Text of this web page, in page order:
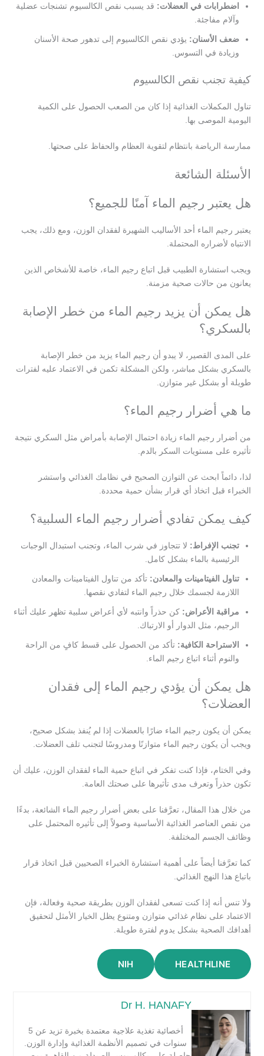
اضطرابات في العضلات: قد يسبب نقص الكالسيوم تشنجات عضلية
وآلام مفاجئة.
ضعف الأسنان: يؤدي نقص الكالسيوم إلى تدهور صحة الأسنان
وزيادة في التسوس.
كيفية تجنب نقص الكالسيوم
تناول المكملات الغذائية إذا كان من الصعب الحصول على الكمية
اليومية الموصى بها.
ممارسة الرياضة بانتظام لتقوية العظام والحفاظ على صحتها.
الأسئلة الشائعة
هل يعتبر رجيم الماء آمنًا للجميع؟
يعتبر رجيم الماء أحد الأساليب الشهيرة لفقدان الوزن، ومع ذلك، يجب
الانتباه لأضراره المحتملة.
ويجب استشارة الطبيب قبل اتباع رجيم الماء، خاصة للأشخاص الذين
يعانون من حالات صحية مزمنة.
هل يمكن أن يزيد رجيم الماء من خطر الإصابة
بالسكري؟
على المدى القصير، لا يبدو أن رجيم الماء يزيد من خطر الإصابة
بالسكري بشكل مباشر، ولكن المشكلة تكمن في الاعتماد عليه لفترات
طويلة أو بشكل غير متوازن.
ما هي أضرار رجيم الماء؟
من أضرار رجيم الماء زيادة احتمال الإصابة بأمراض مثل السكري نتيجة
تأثيره على مستويات السكر بالدم.
لذا، دائماً ابحث عن التوازن الصحيح في نظامك الغذائي واستشر
الخبراء قبل اتخاذ أي قرار بشأن حمية محددة.
كيف يمكن تفادي أضرار رجيم الماء السلبية؟
تجنب الإفراط: لا تتجاوز في شرب الماء، وتجنب استبدال الوجبات
الرئيسية بالماء بشكل كامل.
تناول الفيتامينات والمعادن: تأكد من تناول الفيتامينات والمعادن
اللازمة لجسمك خلال رجيم الماء لتفادي نقصها.
مراقبة الأعراض: كن حذراً وانتبه لأي أعراض سلبية تظهر عليك أثناء
الرجيم، مثل الدوار أو الارتباك.
الاستراحة الكافية: تأكد من الحصول على قسط كافٍ من الراحة
والنوم أثناء اتباع رجيم الماء.
هل يمكن أن يؤدي رجيم الماء إلى فقدان
العضلات؟
يمكن أن يكون رجيم الماء ضارًا بالعضلات إذا لم يُنفذ بشكل صحيح،
ويجب أن يكون رجيم الماء متوازنًا ومدروسًا لتجنب تلف العضلات.
وفي الختام، فإذا كنت تفكر في اتباع حمية الماء لفقدان الوزن، عليك أن
تكون حذراً وتعرف مدى تأثيرها على صحتك العامة.
من خلال هذا المقال، تعرَّفنا على بعض أضرار رجيم الماء الشائعة، بدءًا
من نقص العناصر الغذائية الأساسية وصولاً إلى تأثيره المحتمل على
وظائف الجسم المختلفة.
كما تعرَّفنا أيضاً على أهمية استشارة الخبراء الصحيين قبل اتخاذ قرار
باتباع هذا النهج الغذائي.
ولا تنس أنه إذا كنت تسعى لفقدان الوزن بطريقة صحية وفعالة، فإن
الاعتماد على نظام غذائي متوازن ومتنوع يظل الخيار الأمثل لتحقيق
أهدافك الصحية بشكل يدوم لفترة طويلة.
HEALTHLINE
NIH
Dr H. HANAFY
أخصائية تغذية علاجية معتمدة بخبرة تزيد عن 5
سنوات في تصميم الأنظمة الغذائية وإدارة الوزن.